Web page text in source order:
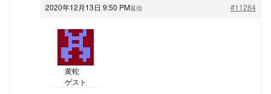
2020年12月13日 9:50 PM #11284
返信
黄蛇
ゲスト